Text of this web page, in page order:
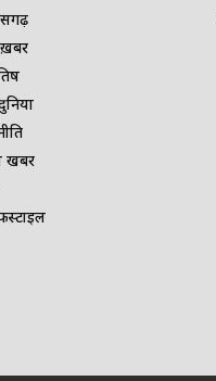
खबर